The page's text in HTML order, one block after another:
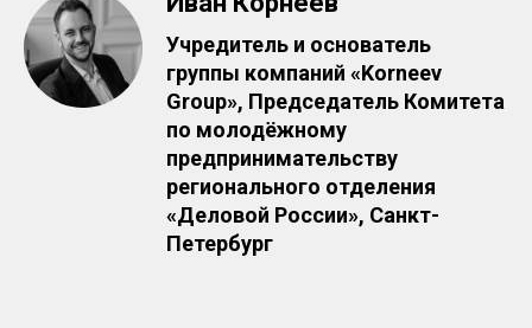
Учредитель и основатель
группы компаний «Korneev
Group», Председатель Комитета
по молодёжному
предпринимательству
регионального отделения
«Деловой России», Санкт-
Петербург